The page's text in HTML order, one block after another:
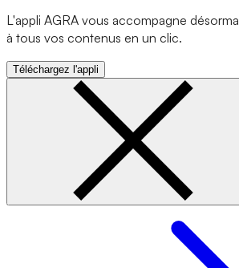
L'appli AGRA vous accompagne
à tous vos contenus en un clic.
Téléchargez l'appli